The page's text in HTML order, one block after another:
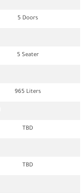
5 Doors
5 Seater
965 Liters
TBD
TBD